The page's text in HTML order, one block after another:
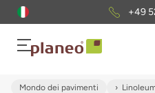
+49
Mondo dei pavimenti